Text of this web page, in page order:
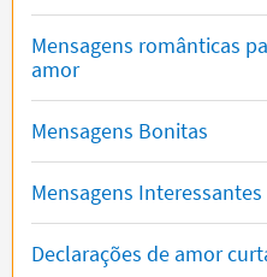
Mensagens românticas
amor
Mensagens Bonitas
Mensagens Interessantes
Declarações de amor